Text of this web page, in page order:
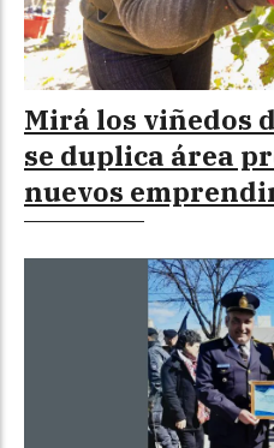
Mirá los viñedos
se duplica área
nuevos